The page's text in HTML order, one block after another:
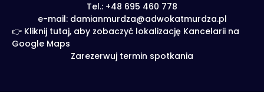
Tel.: +48 695 460 778
e-mail: damianmurdza@adwokatmurdza.pl
👉 Kliknij tutaj, aby zobaczyć lokalizację Kancelarii na
Google Maps
Zarezerwuj termin spotkania